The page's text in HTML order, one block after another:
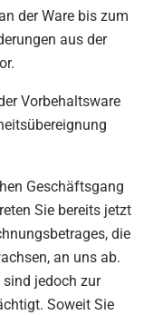
der Ware bis zum
aus der
Vorbehaltsware
Geschäftsgang
Sie bereits jetzt
die
an uns ab.
sind jedoch zur
Soweit Sie